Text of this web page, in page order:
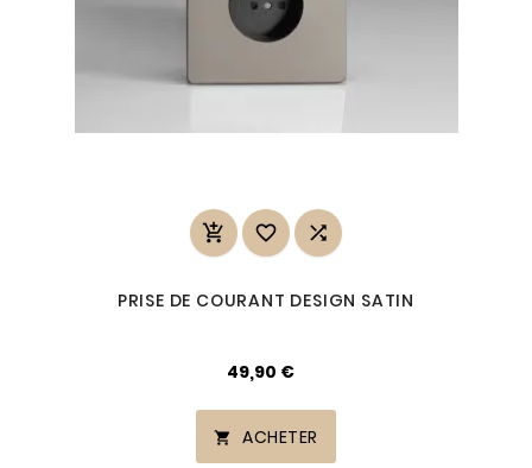
  
PRISE DE COURANT DESIGN SATIN
49,90 €
 ACHETER